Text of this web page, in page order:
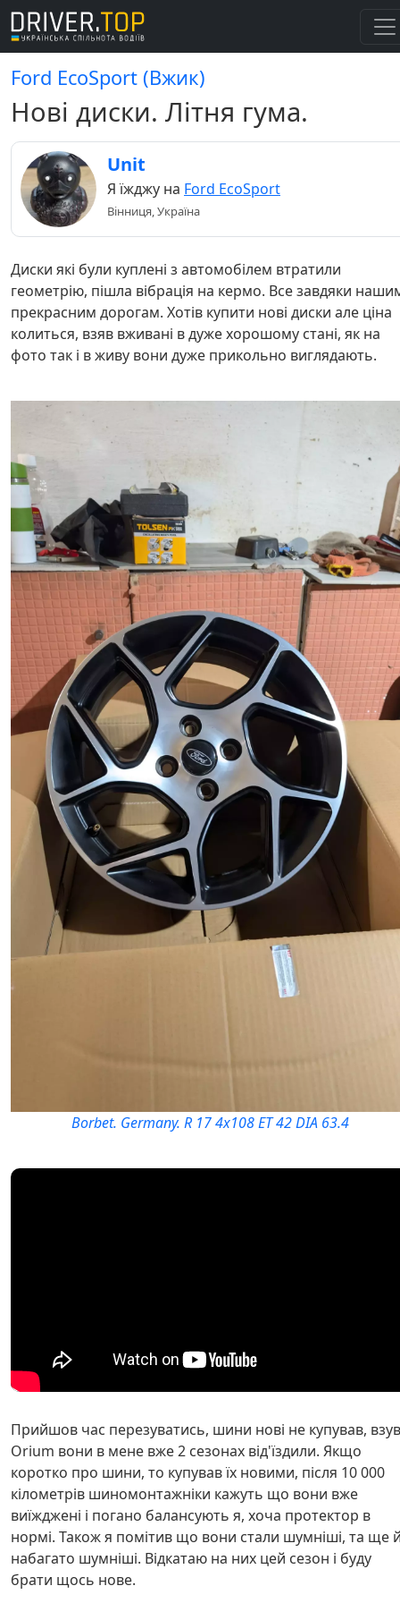
Ford EcoSport (Вжик)
Нові диски. Літня гума.
Unit
Я їжджу на Ford EcoSport
Вінниця, Україна
Диски які були куплені з автомобілем втратили
геометрію, пішла вібрація на кермо. Все завдяки
прекрасним дорогам. Хотів купити нові диски але ціна
колиться, взяв вживані в дуже хорошому стані, як на
фото так і в живу вони дуже прикольно виглядають.
Borbet. Germany. R 17 4x108 ET 42 DIA 63.4
Прийшов час перезуватись, шини нові не купував, взув
Orium вони в мене вже 2 сезонах від'їздили. Якщо
коротко про шини, то купував їх новими, після 10 000
кілометрів шиномонтажніки кажуть що вони вже
виїжджені і погано балансують я, хоча протектор в
нормі. Також я помітив що вони стали шумніші, та ще
набагато шумніші. Відкатаю на них цей сезон і буду
брати щось нове.